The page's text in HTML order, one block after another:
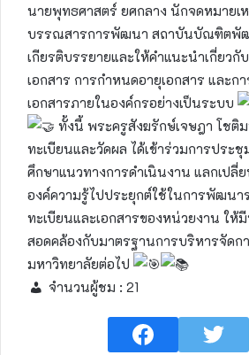
นายพุทธศาสตร์ ยศกลาง นักจดหมายเ
บรรณสารการพัฒนา สถาบันบัณฑิตพั
เกียรติบรรยายและให้คำแนะนำเกี่ยวกั
เอกสาร การกำหนดอายุเอกสาร และก
เอกสารภายในองค์กรอย่างเป็นระบบ
ทั้งนี้ พระครูสังฆรักษ์เจษฎา โชติ
ทะเบียนและวัดผล ได้เข้าร่วมการประชุ
ศึกษาแนวทางการดำเนินงาน แลกเปลี่
องค์ความรู้ไปประยุกต์ใช้ในการพัฒนา
ทะเบียนและเอกสารของหน่วยงาน ให้
สอดคล้องกับมาตรฐานการบริหารจัดก
มหาวิทยาลัยต่อไป
จำนวนผู้ชม : 21